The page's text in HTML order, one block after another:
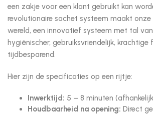
een zakje voor een klant gebruikt kan
revolutionaire sachet systeem maakt onze
wereld, een innovatief systeem met tal
hygiënischer, gebruiksvriendelijk, krachtige
tijdbesparend.
Hier zijn de specificaties op een rijtje:
Inwerktijd: 5 – 8 minuten
Houdbaarheid na opening: Direct